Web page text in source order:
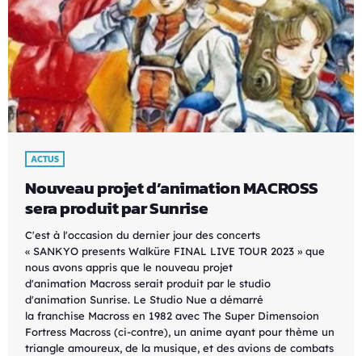
ACTUS
Nouveau projet d’animation MACROSS
sera produit par Sunrise
C'est à l'occasion du dernier jour des concerts
« SANKYO presents Walküre FINAL LIVE TOUR 2023 » que
nous avons appris que le nouveau projet
d'animation Macross serait produit par le studio
d'animation Sunrise. Le Studio Nue a démarré
la franchise Macross en 1982 avec The Super Dimensoion
Fortress Macross (ci-contre), un anime ayant pour thème un
triangle amoureux, de la musique, et des avions de combats